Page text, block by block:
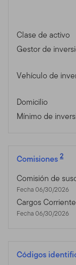
Clase de activo
Gestor de
Vehículo de
Domicilio
Mínimo de
Comisiones 2
Comisión de
Fecha 06/30/2026
Cargos
Fecha 06/30/2026
Códigos